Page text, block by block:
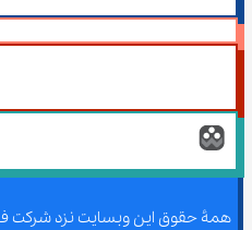
همۀ حقوق این وبسایت نزد شرکت